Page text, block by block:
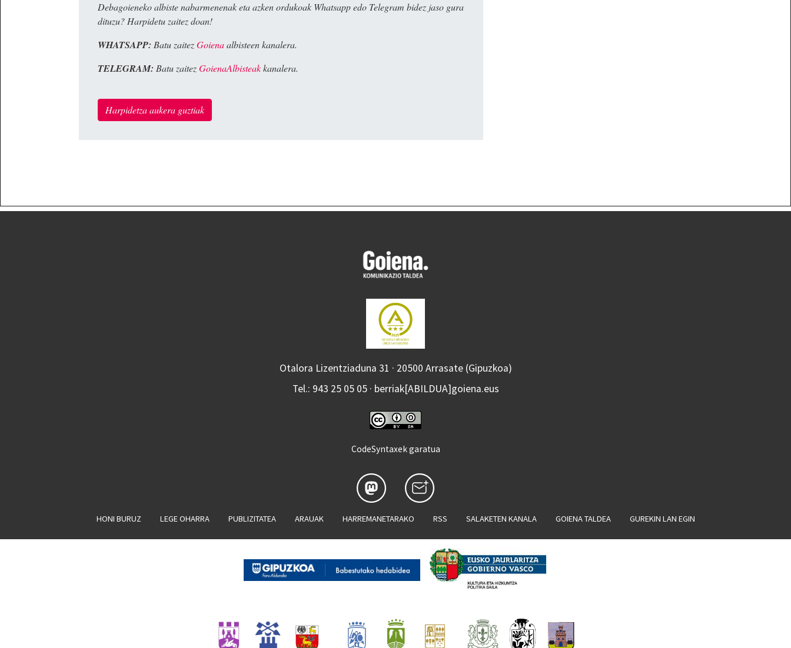
Debagoieneko albiste nabarmenenak eta azken ordukoak Whatsapp edo Telegram bidez jaso gura
dituzu? Harpidetu zaitez doan!
WHATSAPP: Batu zaitezGoienaalbisteen kanalera.
TELEGRAM: Batu zaitezGoienaAlbisteakkanalera.
Harpidetza aukera guztiak
Otalora Lizentziaduna 31 · 20500 Arrasate (Gipuzkoa)
Tel.: 943 25 05 05 · berriak[ABILDUA]goiena.eus
CodeSyntaxek garatua
HONI BURUZ LEGE OHARRA PUBLIZITATEA ARAUAK HARREMANETARAKO RSS SALAKETEN KANALA GOIENA TALDEA GUREKIN LAN EGIN